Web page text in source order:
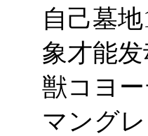
自己墓
象才能
獣コヨ
マング